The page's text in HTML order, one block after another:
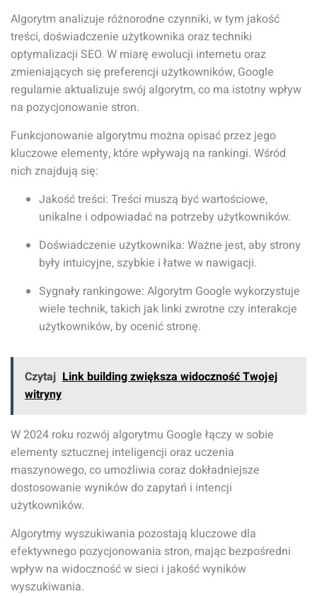
Algorytm analizuje różnorodne czynniki, w tym jakość
treści, doświadczenie użytkownika oraz techniki
optymalizacji SEO. W miarę ewolucji internetu oraz
zmieniających się preferencji użytkowników, Google
regularnie aktualizuje swój algorytm, co ma istotny wpływ
na pozycjonowanie stron.
Funkcjonowanie algorytmu można opisać przez jego
kluczowe elementy, które wpływają na rankingi. Wśród
nich znajdują się:
Jakość treści: Treści muszą być wartościowe,
unikalne i odpowiadać na potrzeby użytkowników.
Doświadczenie użytkownika: Ważne jest, aby strony
były intuicyjne, szybkie i łatwe w nawigacji.
Sygnały rankingowe: Algorytm Google wykorzystuje
wiele technik, takich jak linki zwrotne czy interakcje
użytkowników, by ocenić stronę.
Czytaj Link building zwiększa widoczność Twojej
witryny
W 2024 roku rozwój algorytmu Google łączy w sobie
elementy sztucznej inteligencji oraz uczenia
maszynowego, co umożliwia coraz dokładniejsze
dostosowanie wyników do zapytań i intencji
użytkowników.
Algorytmy wyszukiwania pozostają kluczowe dla
efektywnego pozycjonowania stron, mając bezpośredni
wpływ na widoczność w sieci i jakość wyników
wyszukiwania.